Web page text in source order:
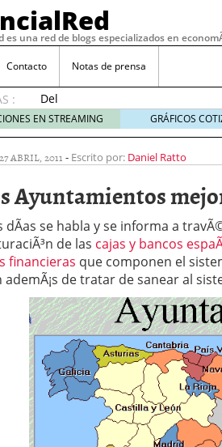
es una red de blogs especializados en
Contacto Notas de prensa
:
Del
depósito
a la
cómo
cambiando
gestión
del
ahorro
en
05/08/2026
Seguros de convenio en pymes: la
descubren cuando ya es
ReseÃ±a de SIFX: Lo Que Deben
Operar 29/06/2026
Crear empresa online vs proceso
29/05/2026
CÃ³mo afrontar una baja mÃ©dica
26/05/2026
EN STREAMING GRÁFICOS
27 ABRIL, 2011 - Escrito por: Daniel Ratto
Ayuntamientos
dÃ­as se habla y se informa a
de las cajas y bancos
financieras que componen el
ademÃ¡s de tratar de sanear al